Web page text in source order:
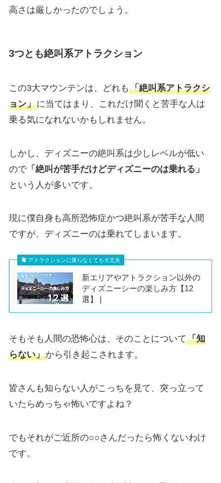
高さは厳しかったのでしょう。
3つとも絶叫系アトラクション
この3大マウンテンは、どれも 「絶叫系アトラクシ
ョン」に当てはまり、これだけ聞くと苦手な人は
乗る気になれないかもしれません。
しかし、ディズニーの絶叫系は少しレベルが低い
ので「絶叫が苦手だけどディズニーのは乗れる」
という人が多いです。
現に僕自身も高所恐怖症かつ絶叫系が苦手な人間
ですが、ディズニーのは乗れてしまいます。
アトラクションに乗らなくても大丈夫
新エリアやアトラクション以外の
ディズニーシーの楽しみ方【12
選】 |
そもそも人間の恐怖心は、そのことについて「知
らない」から引き起こされます。
皆さんも知らない人がこっちを見て、突っ立って
いたらめっちゃ怖いですよね？
でもそれがご近所の○○さんだったら怖くないわけ
です。